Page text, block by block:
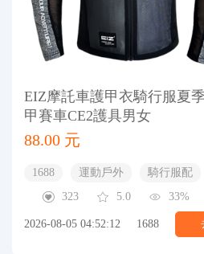
EIZ摩託車護甲衣騎行服夏
甲賽車CE2護具男女
88.00 元
1688 運動戶外 騎行服配
323
5.0 33%
2026-08-05 04:52:12 1688